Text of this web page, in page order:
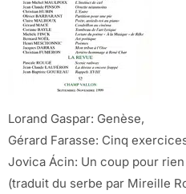
Lorand Gaspar: Genèse,
Gérard Farasse: Cinq
Jovica Ácin: Un coup pour rien
(traduit du serbe par Mireille